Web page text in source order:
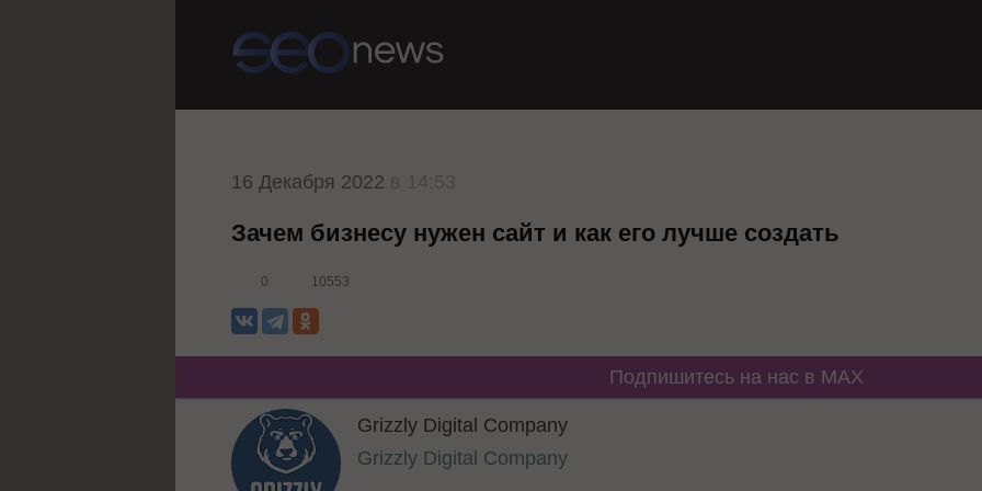
16 Декабря 2022
Зачем бизнесу нужен сайт и как его лучше создать
0 10553
Подпишитесь на нас в MAX
Grizzly Digital Company
Grizzly Digital Company